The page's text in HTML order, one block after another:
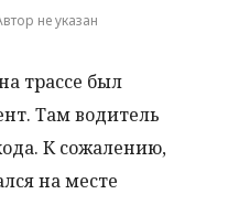
не указан
трассе был
Там водитель
К сожалению,
на месте